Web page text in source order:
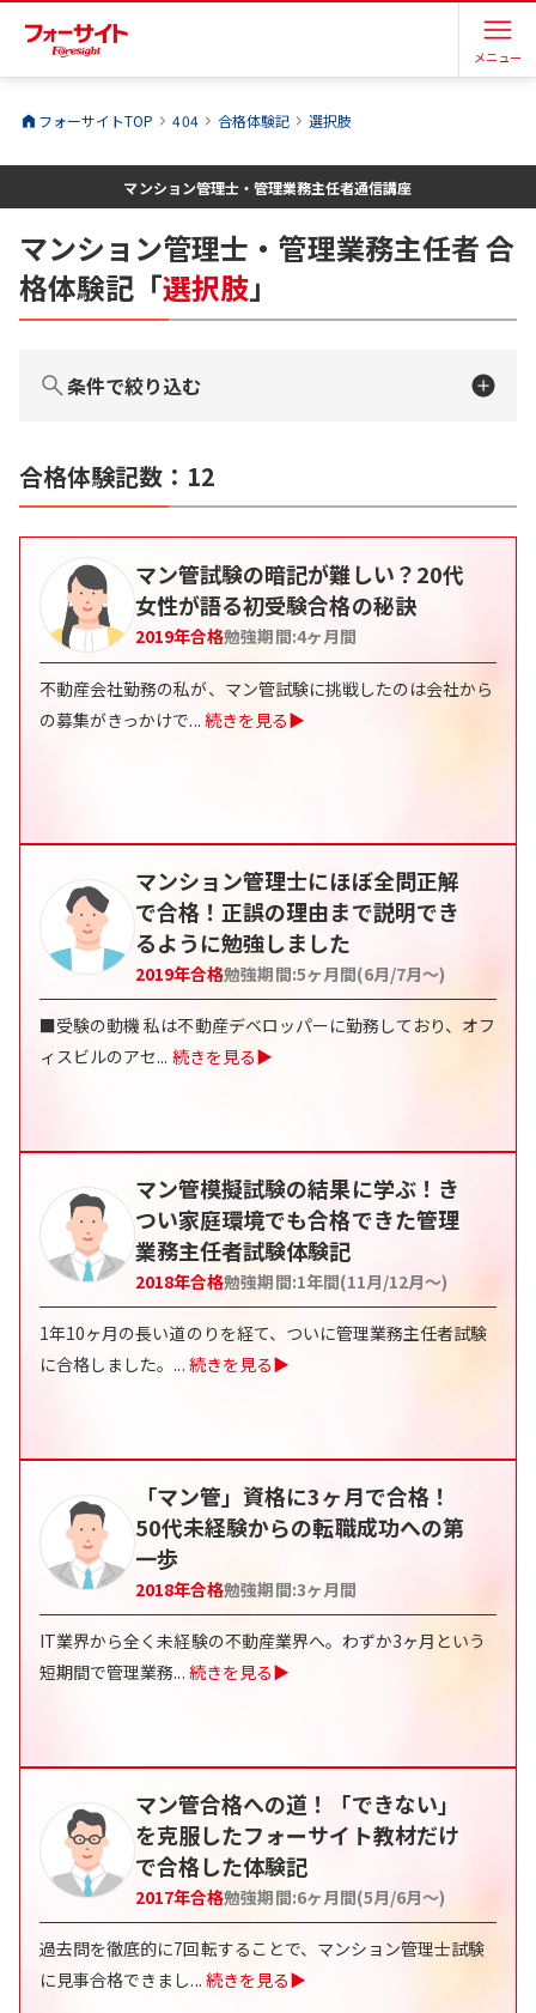
メニュー
フォーサイトTOP 404 合格体験記 選択肢
マンション管理士・管理業務主任者通信講座
マンション管理士・管理業務主任者合
格体験記 「選択肢」
条件で絞り込む
合格体験記数： 12
マン管試験の暗記が難しい？20代
女性が語る初受験合格の秘訣
2019年合格勉強期間:4ヶ月間
不動産会社勤務の私が、マン管試験に挑戦したのは会社から
の募集がきっかけで... 続きを見る▶
マンション管理士にほぼ全問正解
で合格！正誤の理由まで説明でき
るように勉強しました
2019年合格勉強期間:5ヶ月間(6月/7月〜)
■受験の動機 私は不動産デベロッパーに勤務しており、オフ
ィスビルのアセ... 続きを見る▶
マン管模擬試験の結果に学ぶ！き
つい家庭環境でも合格できた管理
業務主任者試験体験記
2018年合格勉強期間:1年間(11月/12月〜)
1年10ヶ月の長い道のりを経て、ついに管理業務主任者試験
に合格しました。 ... 続きを見る▶
「マン管」資格に3ヶ月で合格！
50代未経験からの転職成功への第
一歩
2018年合格勉強期間:3ヶ月間
IT業界から全く未経験の不動産業界へ。わずか3ヶ月という
短期間で管理業務... 続きを見る▶
マン管合格への道！「できない」
を克服したフォーサイト教材だけ
で合格した体験記
2017年合格勉強期間:6ヶ月間(5月/6月〜)
過去問を徹底的に7回転することで、マンション管理士試験
に見事合格できまし... 続きを見る▶